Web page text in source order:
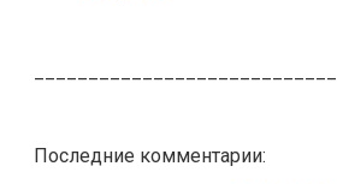
Последние комментарии: